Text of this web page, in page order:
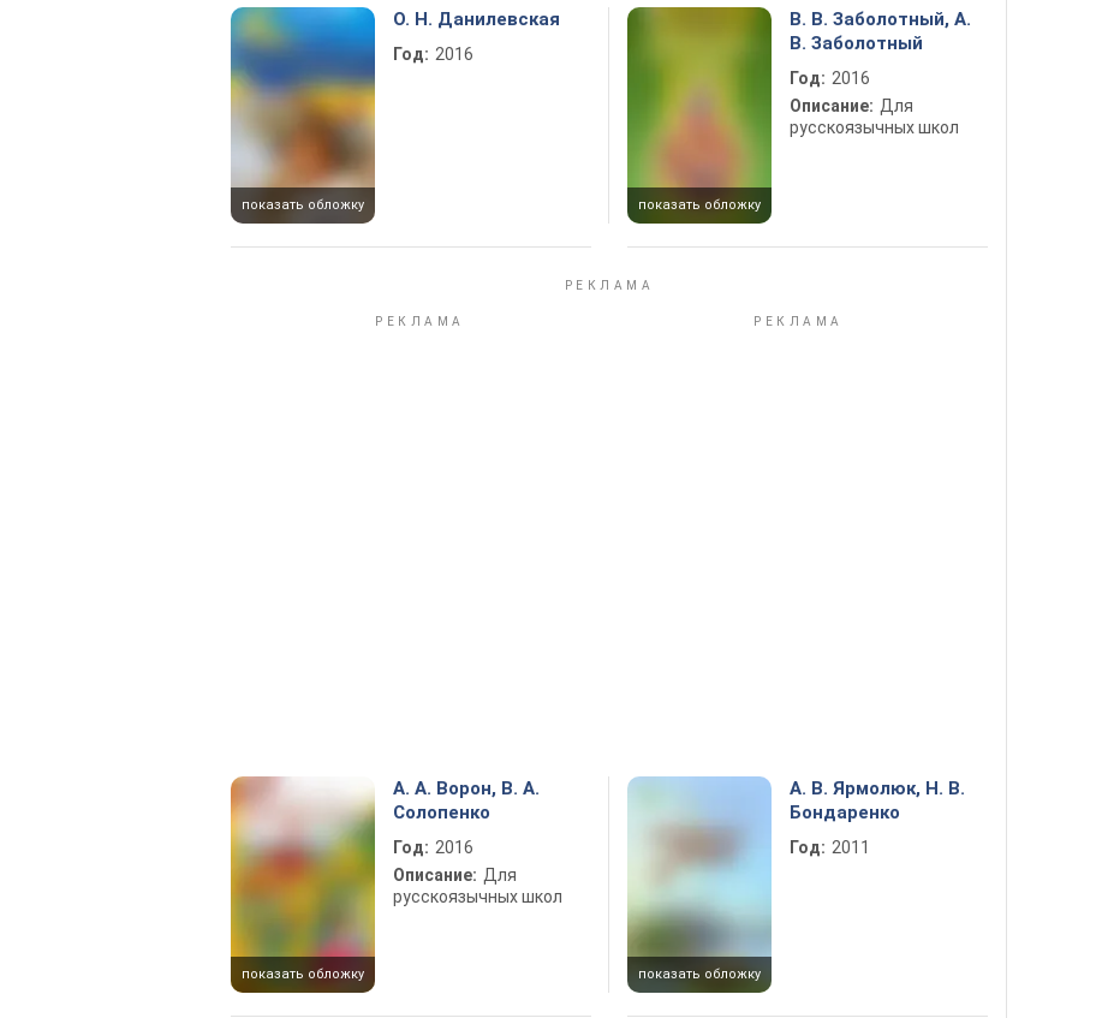
показать обложку
О. Н. Данилевская
Год: 2016
показать обложку
В. В. Заболотный, А.
В. Заболотный
Год: 2016
Описание: Для
русскоязычных школ
показать обложку
А. А. Ворон, В. А.
Солопенко
Год: 2016
Описание: Для
русскоязычных школ
показать обложку
А. В. Ярмолюк, Н. В.
Бондаренко
Год: 2011